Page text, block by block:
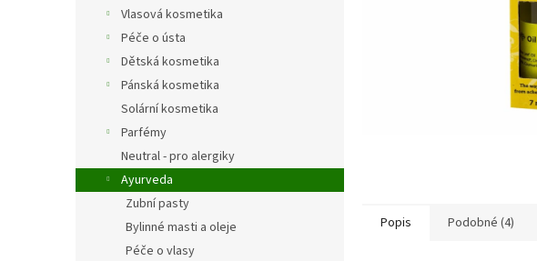
Vlasová kosmetika
Péče o ústa
Dětská kosmetika
Pánská kosmetika
Solární kosmetika
Parfémy
Neutral - pro alergiky
Ayurveda
Zubní pasty
Bylinné masti a oleje
Péče o vlasy
Popis Podobné (4)